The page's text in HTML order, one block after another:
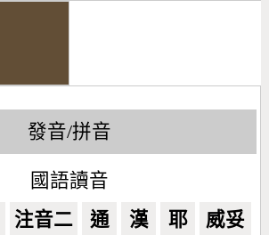
發音/拼音
國語讀音
注音二 通 漢 耶 威妥